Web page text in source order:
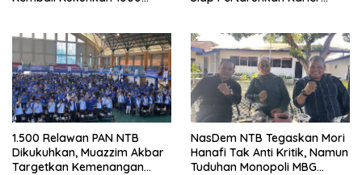
1.500 Relawan PAN NTB
Dikukuhkan, Muazzim Akbar
Targetkan Kemenangan
NasDem NTB Tegaskan Mori
Hanafi Tak Anti Kritik, Namun
Tuduhan Monopoli MBG